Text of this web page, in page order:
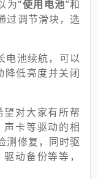
为“使用电池”和
过调节滑块，选
电池续航，可以
低亮度并关闭
对大家有所帮
卡等驱动的相
测修复，同时驱
动备份等等，